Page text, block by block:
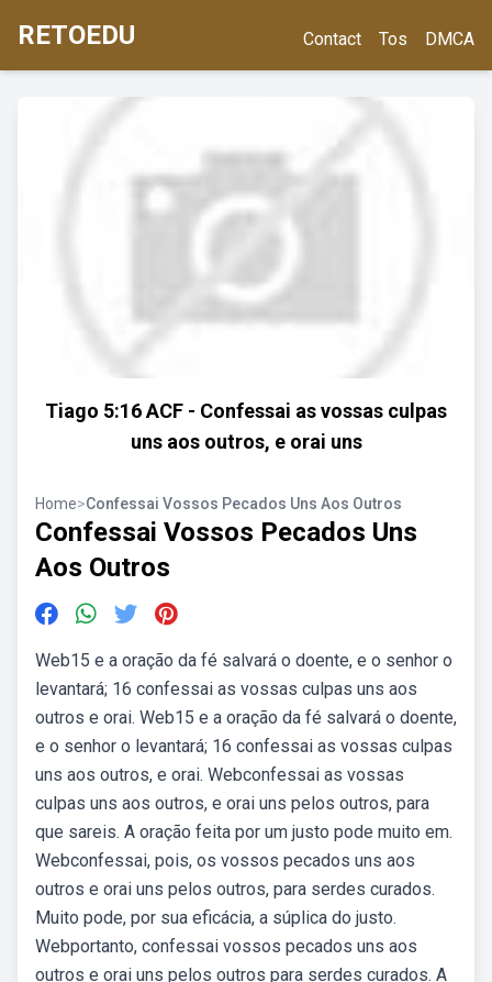
RETOEDU Contact Tos DMCA
Tiago 5:16 ACF - Confessai as vossas culpas
uns aos outros, e orai uns
Home>Confessai Vossos Pecados Uns Aos Outros
Confessai Vossos Pecados Uns
Aos Outros
Web15 e a oração da fé salvará o doente, e o senhor o
levantará; 16 confessai as vossas culpas uns aos
outros e orai. Web15 e a oração da fé salvará o doente,
e o senhor o levantará; 16 confessai as vossas culpas
uns aos outros, e orai. Webconfessai as vossas
culpas uns aos outros, e orai uns pelos outros, para
que sareis. A oração feita por um justo pode muito em.
Webconfessai, pois, os vossos pecados uns aos
outros e orai uns pelos outros, para serdes curados.
Muito pode, por sua eficácia, a súplica do justo.
Webportanto, confessai vossos pecados uns aos
outros e orai uns pelos outros para serdes curados. A